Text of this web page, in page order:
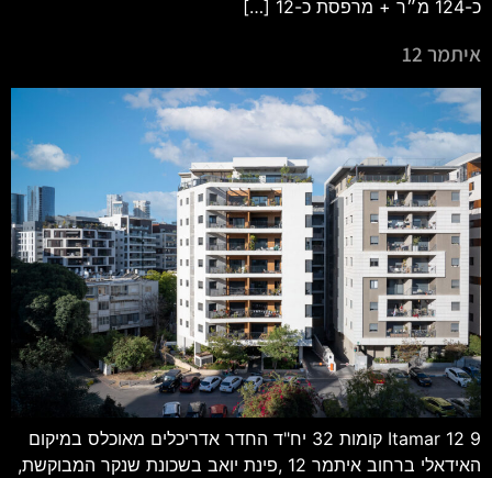
כ-124 מ״ר + מרפסת כ-12 […]
איתמר 12
Itamar 12 9 קומות 32 יח"ד החדר אדריכלים מאוכלס במיקום
האידאלי ברחוב איתמר 12 ,פינת יואב בשכונת שנקר המבוקשת,